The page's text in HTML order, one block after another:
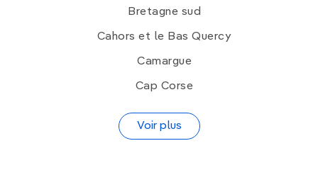
Bretagne sud
Cahors et le Bas Quercy
Camargue
Cap Corse
Voir plus